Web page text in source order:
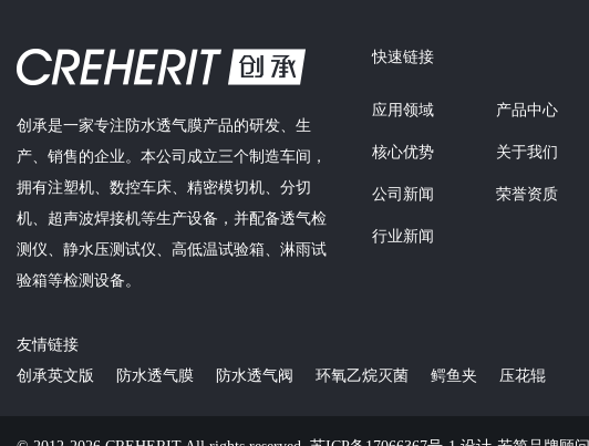
创承是一家专注防水透气膜产品的研发、生
产、销售的企业。本公司成立三个制造车间，
拥有注塑机、数控车床、精密模切机、分切
机、超声波焊接机等生产设备，并配备透气检
测仪、静水压测试仪、高低温试验箱、淋雨试
验箱等检测设备。
快速链接
应用领域 产品中心
核心优势 关于我们
公司新闻 荣誉资质
行业新闻
友情链接
创承英文版
防水透气膜 防水透气阀 环氧乙烷灭菌 鳄鱼夹 压花辊